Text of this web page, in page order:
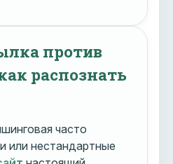
против
распознать
часто
или нестандартные